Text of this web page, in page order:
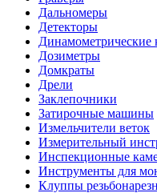
Дальномеры
Детекторы
Динамометрические
Дозиметры
Домкраты
Дрели
Заклепочники
Затирочные машины
Измельчители веток
Измерительный
Инспекционные
Инструменты для
Клуппы